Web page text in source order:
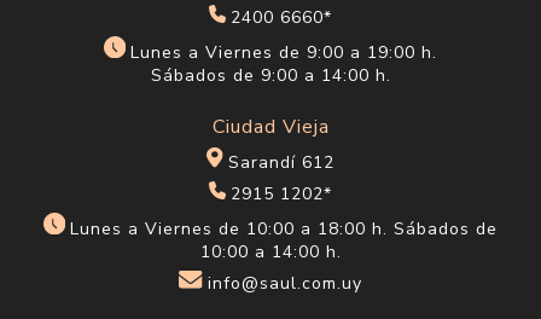
2400 6660*
Lunes a Viernes de 9:00 a 19:00 h.
Sábados de 9:00 a 14:00 h.
Ciudad Vieja
Sarandí 612
2915 1202*
Lunes a Viernes de 10:00 a 18:00 h. Sábados de
10:00 a 14:00 h.
info@saul.com.uy